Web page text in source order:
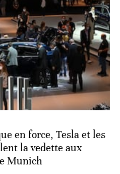
en force, Tesla et les
la vedette aux
Munich